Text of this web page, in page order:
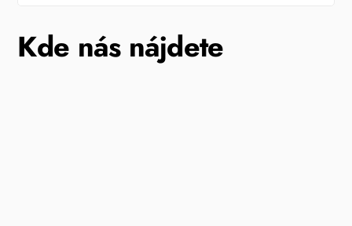
Kde nás nájdete